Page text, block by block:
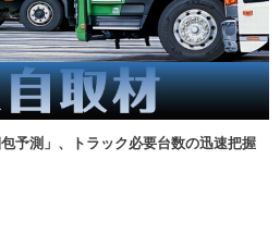
予測」、トラック必要台数の迅速把握